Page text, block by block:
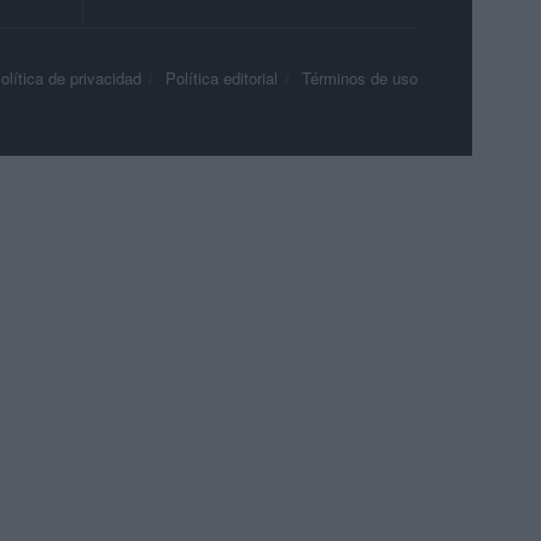
de privacidad Política editorial Términos de uso